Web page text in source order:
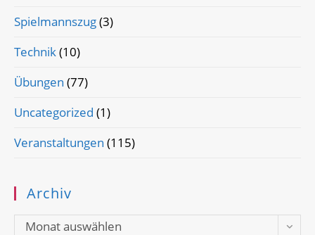
Spielmannszug(3)
Technik(10)
Übungen (77)
Uncategorized (1)
Veranstaltungen (115)
Archiv
Archiv
Monat auswählen